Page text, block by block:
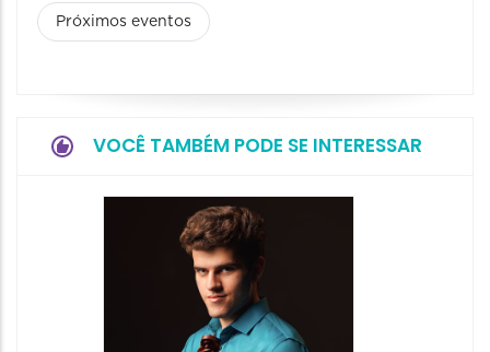
Próximos eventos
VOCÊ TAMBÉM PODE SE INTERESSAR